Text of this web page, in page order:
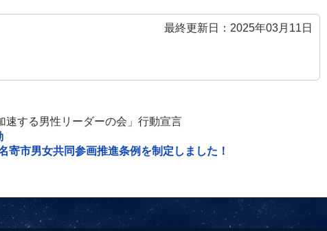
最終更新日：2025年03月11日
速する男性リーダーの会」行動宣言
寄市男女共同参画推進条例を制定しました！